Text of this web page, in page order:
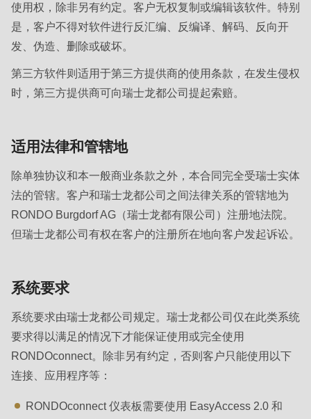
使用权，除非另有约定。客户无权复制或编辑该软件。特别
是，客户不得对软件进行反汇编、反编译、解码、反向开
发、伪造、删除或破坏。
第三方软件则适用于第三方提供商的使用条款，在发生侵权
时，第三方提供商可向瑞士龙都公司提起索赔。
适用法律和管辖地
除单独协议和本一般商业条款之外，本合同完全受瑞士实体
法的管辖。客户和瑞士龙都公司之间法律关系的管辖地为
RONDO Burgdorf AG（瑞士龙都有限公司）注册地法院。
但瑞士龙都公司有权在客户的注册所在地向客户发起诉讼。
系统要求
系统要求由瑞士龙都公司规定。瑞士龙都公司仅在此类系统
要求得以满足的情况下才能保证使用或完全使用
RONDOconnect。除非另有约定，否则客户只能使用以下
连接、应用程序等：
RONDOconnect 仪表板需要使用 EasyAccess 2.0 和